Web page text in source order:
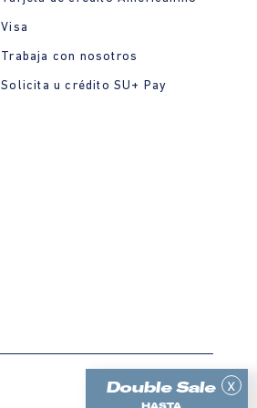
x
Visa
Trabaja con nosotros
Solicita u crédito SU+ Pay